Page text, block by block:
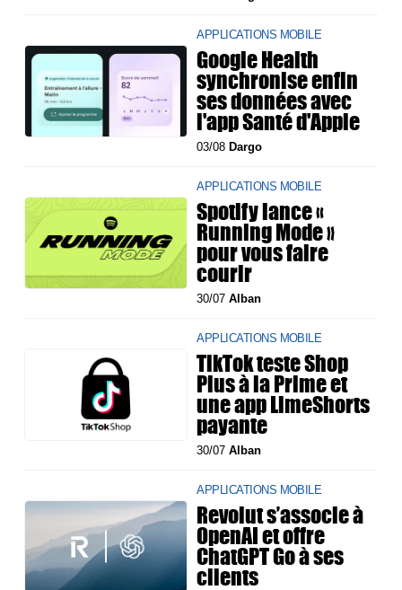
APPLICATIONS MOBILE
Google Health
synchronise enfin
ses données avec
l'app Santé d'Apple
03/08 Dargo
APPLICATIONS MOBILE
Spotify lance «
Running Mode »
pour vous faire
courir
30/07Alban
APPLICATIONS MOBILE
TikTok teste Shop
Plus à la Prime et
une app LimeShorts
payante
30/07Alban
APPLICATIONS MOBILE
Revolut s’associe à
OpenAI et offre
ChatGPT Go à ses
clients